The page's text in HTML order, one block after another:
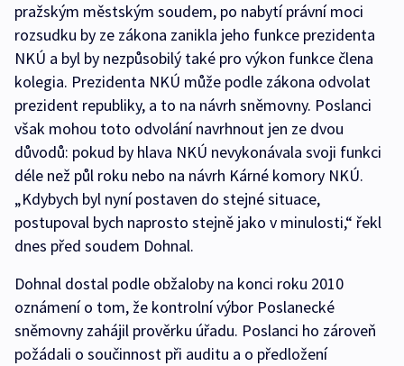
pražským městským soudem, po nabytí právní moci
rozsudku by ze zákona zanikla jeho funkce prezidenta
NKÚ a byl by nezpůsobilý také pro výkon funkce člena
kolegia. Prezidenta NKÚ může podle zákona odvolat
prezident republiky, a to na návrh sněmovny. Poslanci
však mohou toto odvolání navrhnout jen ze dvou
důvodů: pokud by hlava NKÚ nevykonávala svoji funkci
déle než půl roku nebo na návrh Kárné komory NKÚ.
„Kdybych byl nyní postaven do stejné situace,
postupoval bych naprosto stejně jako v minulosti,“ řekl
dnes před soudem Dohnal.
Dohnal dostal podle obžaloby na konci roku 2010
oznámení o tom, že kontrolní výbor Poslanecké
sněmovny zahájil prověrku úřadu. Poslanci ho zároveň
požádali o součinnost při auditu a o předložení